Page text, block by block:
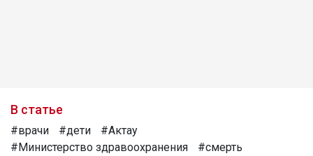
В статье
#врачи #дети
#Актау
#Министерство здравоохранения
#смерть